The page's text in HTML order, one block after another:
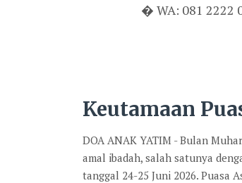
� WA: 081 2222
Keutamaan
DOA ANAK YATIM - Bulan
amal ibadah, salah satunya
tanggal 24-25 Juni 2026. Puasa